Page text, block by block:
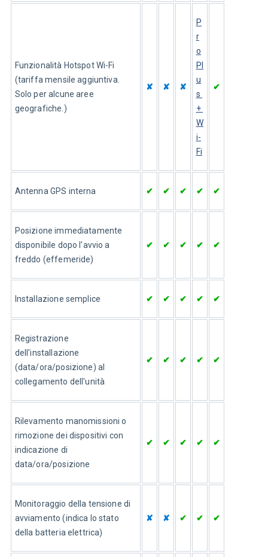
Funzionalità Hotspot Wi-Fi
(tariffa mensile aggiuntiva.
Solo per alcune aree
geografiche.)
✘ ✘ ✘
P
r
o
Pl
u
s
+
W
i-
Fi
✔
Antenna GPS interna ✔ ✔ ✔ ✔ ✔
Posizione immediatamente
disponibile dopo l'avvio a
freddo (effemeride)
✔ ✔ ✔ ✔ ✔
Installazione semplice ✔ ✔ ✔ ✔ ✔
Registrazione
dell'installazione
(data/ora/posizione) al
collegamento dell'unità
✔ ✔ ✔ ✔ ✔
Rilevamento manomissioni o
rimozione dei dispositivi con
indicazione di
data/ora/posizione
✔ ✔ ✔ ✔ ✔
Monitoraggio della tensione di
avviamento (indica lo stato
della batteria elettrica)
✘ ✘ ✔ ✔ ✔